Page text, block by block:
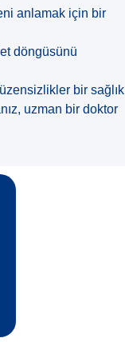
anlamak için bir
döngüsünü
bir sağlık
uzman bir doktor